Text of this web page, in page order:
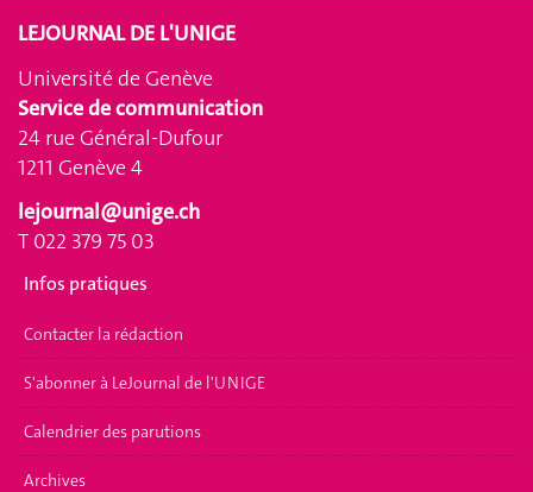
LEJOURNAL DE L'UNIGE
Université de Genève
Service de communication
24 rue Général-Dufour
1211 Genève 4
lejournal@unige.ch
T 022 379 75 03
Infos pratiques
Contacter la rédaction
S'abonner à LeJournal de l'UNIGE
Calendrier des parutions
Archives